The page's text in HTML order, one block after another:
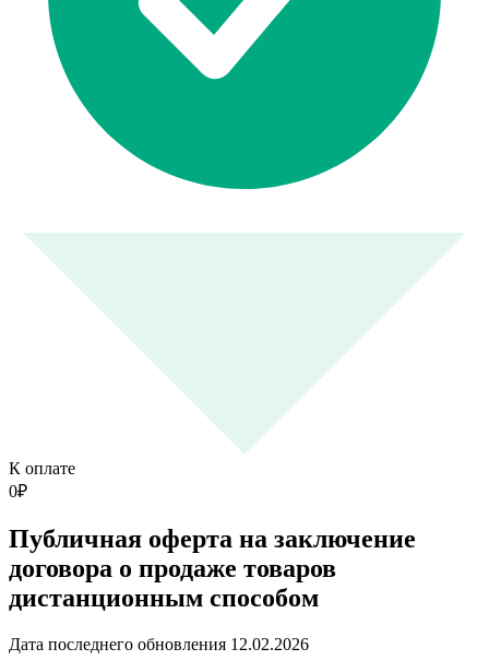
К оплате
0₽
Публичная оферта на заключение
договора о продаже товаров
дистанционным способом
Дата последнего обновления 12.02.2026